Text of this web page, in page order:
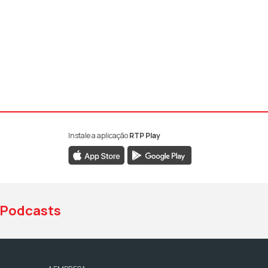
da RTP Antena 1
da RTP Antena 1
YouTube da RTP Antena 1
Instale a aplicaçãoRTP Play
Podcasts